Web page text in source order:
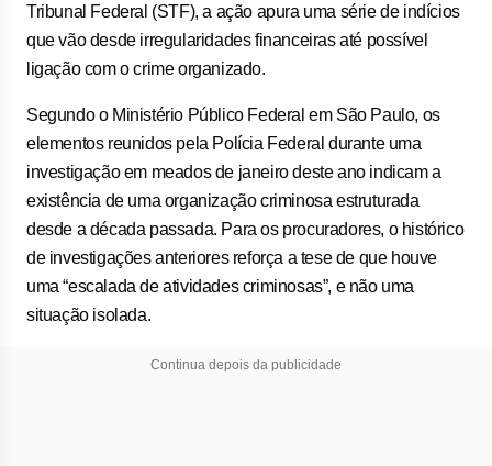
Tribunal Federal (STF), a ação apura uma série de indícios
que vão desde irregularidades financeiras até possível
ligação com o crime organizado.
Segundo o Ministério Público Federal em São Paulo, os
elementos reunidos pela Polícia Federal durante uma
investigação em meados de janeiro deste ano indicam a
existência de uma organização criminosa estruturada
desde a década passada. Para os procuradores, o histórico
de investigações anteriores reforça a tese de que houve
uma “escalada de atividades criminosas”, e não uma
situação isolada.
Continua depois da publicidade